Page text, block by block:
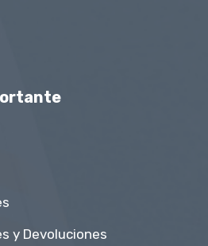
y Devoluciones